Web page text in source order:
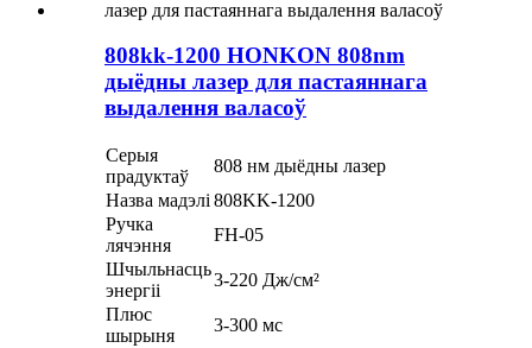
808kk-1200 HONKON 808nm
дыёдны лазер для пастаяннага
выдалення валасоў
Серыя
прадуктаў
808 нм дыёдны лазер
Назва мадэлі 808KK-1200
Ручка
лячэння
FH-05
Шчыльнасць
энергіі
3-220 Дж/см²
Плюс
шырыня
3-300 мс